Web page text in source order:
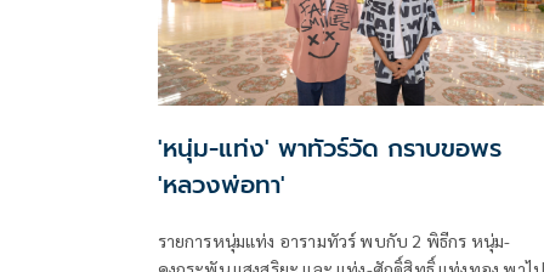
'หนุ่ม-แท่ง' พาทัวร์วัด กราบขอพร
'หลวงพ่อทา'
รายการหนุ่มแท่ง อารามทัวร์ พบกับ 2 พิธีกร หนุ่ม-